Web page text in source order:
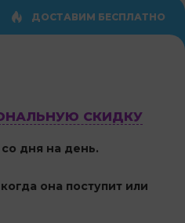
ДОСТАВИМ БЕСПЛАТНО
СКИДКУ
дня на день.
она поступит или